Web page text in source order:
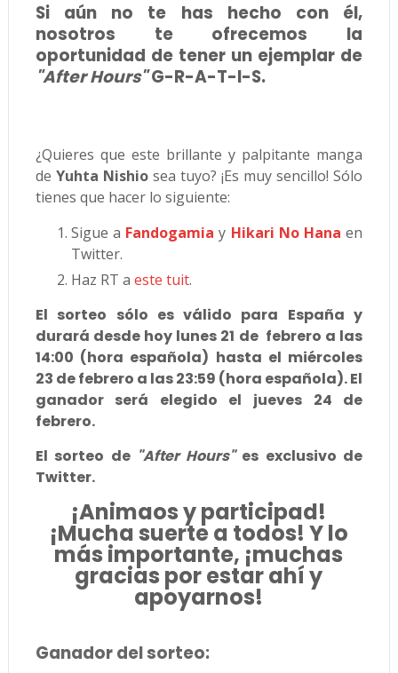
Si aún no te has hecho con él,
nosotros te ofrecemos la
oportunidad de tener un ejemplar de
"After Hours"G-R-A-T-I-S.
¿Quieres que este brillante y palpitante manga
de Yuhta Nishiosea tuyo? ¡Es muy sencillo! Sólo
tienes que hacer lo siguiente:
Sigue a Fandogamia y Hikari No Hana en
Twitter.
Haz RT a este tuit.
El sorteo sólo es válido para España y
durará desde hoy lunes 21 de febrero a las
14:00 (hora española) hasta el miércoles
23 de febrero a las 23:59 (hora española). El
ganador será elegido el jueves 24 de
febrero.
El sorteo de "After Hours"es exclusivo de
Twitter.
¡Animaos y participad!
¡Mucha suerte a todos! Y lo
más importante, ¡muchas
gracias por estar ahí y
apoyarnos!
Ganador del sorteo: